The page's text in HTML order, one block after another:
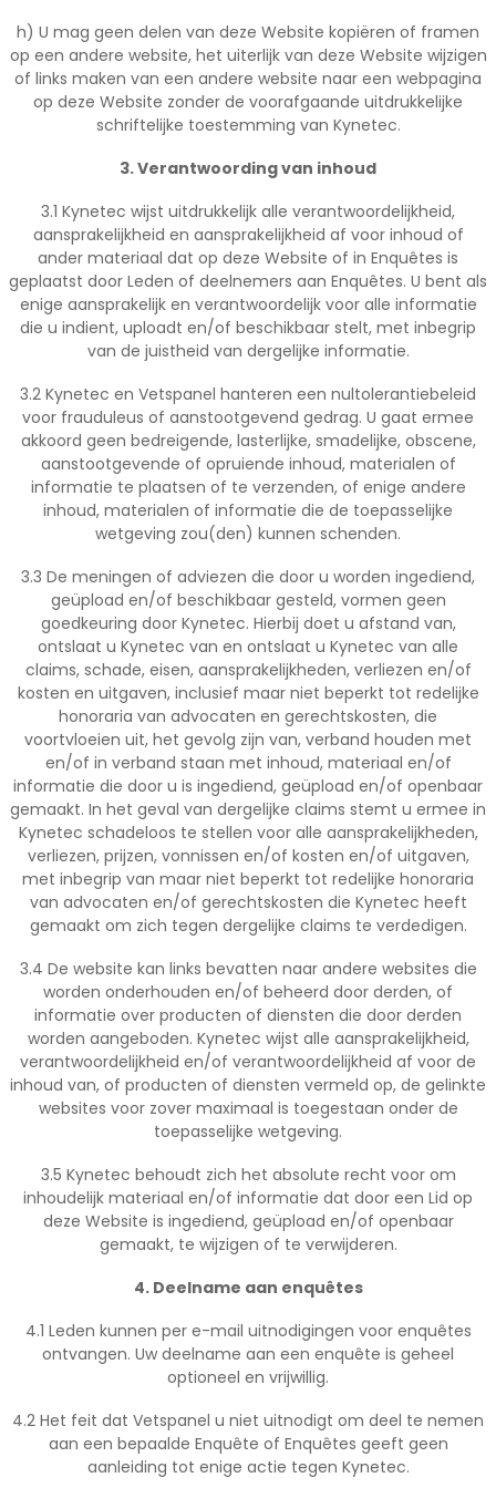
h) U mag geen delen van deze Website kopiëren of framen
op een andere website, het uiterlijk van deze Website wijzigen
of links maken van een andere website naar een webpagina
op deze Website zonder de voorafgaande uitdrukkelijke
schriftelijke toestemming van Kynetec.
3. Verantwoording van inhoud
3.1 Kynetec wijst uitdrukkelijk alle verantwoordelijkheid,
aansprakelijkheid en aansprakelijkheid af voor inhoud of
ander materiaal dat op deze Website of in Enquêtes is
geplaatst door Leden of deelnemers aan Enquêtes. U bent als
enige aansprakelijk en verantwoordelijk voor alle informatie
die u indient, uploadt en/of beschikbaar stelt, met inbegrip
van de juistheid van dergelijke informatie.
3.2 Kynetec en Vetspanel hanteren een nultolerantiebeleid
voor frauduleus of aanstootgevend gedrag. U gaat ermee
akkoord geen bedreigende, lasterlijke, smadelijke, obscene,
aanstootgevende of opruiende inhoud, materialen of
informatie te plaatsen of te verzenden, of enige andere
inhoud, materialen of informatie die de toepasselijke
wetgeving zou(den) kunnen schenden.
3.3 De meningen of adviezen die door u worden ingediend,
geüpload en/of beschikbaar gesteld, vormen geen
goedkeuring door Kynetec. Hierbij doet u afstand van,
ontslaat u Kynetec van en ontslaat u Kynetec van alle
claims, schade, eisen, aansprakelijkheden, verliezen en/of
kosten en uitgaven, inclusief maar niet beperkt tot redelijke
honoraria van advocaten en gerechtskosten, die
voortvloeien uit, het gevolg zijn van, verband houden met
en/of in verband staan met inhoud, materiaal en/of
informatie die door u is ingediend, geüpload en/of openbaar
gemaakt. In het geval van dergelijke claims stemt u ermee in
Kynetec schadeloos te stellen voor alle aansprakelijkheden,
verliezen, prijzen, vonnissen en/of kosten en/of uitgaven,
met inbegrip van maar niet beperkt tot redelijke honoraria
van advocaten en/of gerechtskosten die Kynetec heeft
gemaakt om zich tegen dergelijke claims te verdedigen.
3.4 De website kan links bevatten naar andere websites die
worden onderhouden en/of beheerd door derden, of
informatie over producten of diensten die door derden
worden aangeboden. Kynetec wijst alle aansprakelijkheid,
verantwoordelijkheid en/of verantwoordelijkheid af voor de
inhoud van, of producten of diensten vermeld op, de gelinkte
websites voor zover maximaal is toegestaan onder de
toepasselijke wetgeving.
3.5 Kynetec behoudt zich het absolute recht voor om
inhoudelijk materiaal en/of informatie dat door een Lid op
deze Website is ingediend, geüpload en/of openbaar
gemaakt, te wijzigen of te verwijderen.
4. Deelname aan enquêtes
4.1 Leden kunnen per e-mail uitnodigingen voor enquêtes
ontvangen. Uw deelname aan een enquête is geheel
optioneel en vrijwillig.
4.2 Het feit dat Vetspanel u niet uitnodigt om deel te nemen
aan een bepaalde Enquête of Enquêtes geeft geen
aanleiding tot enige actie tegen Kynetec.